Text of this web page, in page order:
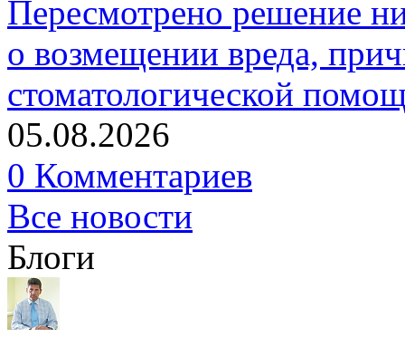
Пересмотрено решение
о возмещении вреда,
стоматологической
05.08.2026
0 Комментариев
Все новости
Блоги